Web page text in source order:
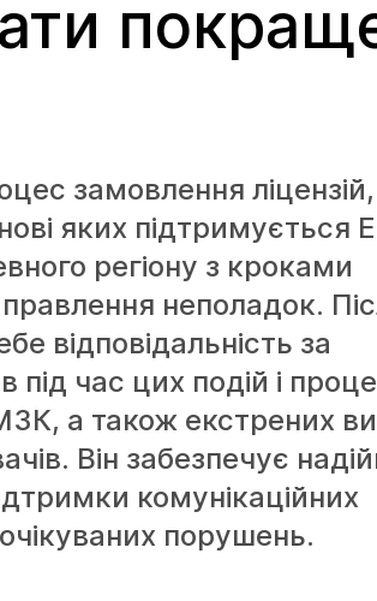
замовлення ліцензій,
яких підтримується
регіону з кроками
неполадок.
відповідальність за
час цих подій і
а також екстрених
Він забезпечує
комунікаційних
порушень.